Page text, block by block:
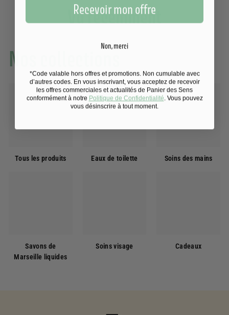
Vu récemment
Nos collections
Tous les produits Eaux de toilette Soins des mains
Savons de
Marseille liquides
Soins visage Cadeaux
Recevoir mon offre
Non, merci
*Code valable hors offres et promotions. Non cumulable avec
d’autres codes. En vous inscrivant, vous acceptez de recevoir
les offres commerciales et actualités de Panier des Sens
conformément à notre Politique de Confidentialité . Vous pouvez
vous désinscrire à tout moment.